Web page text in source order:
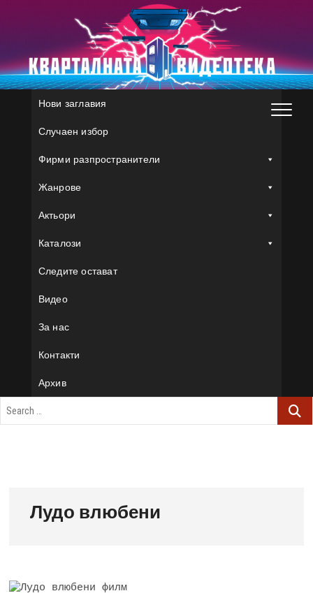
Нови заглавия
Случаен избор
Фирми разпространители
Жанрове
Актьори
Каталози
Следите остават
Видео
За нас
Контакти
Архив
Лудо влюбени